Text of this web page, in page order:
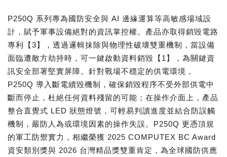
P250Q 系列專為國防安全與 AI 邊緣運算等高敏感場域設
計，賦予軍事設備絕對的資訊掌控權。產品亦取得銷毀電路
專利【3】，透過邏輯抹除與物理性破壞雙重機制，當設備
面臨遭敵方劫持時，可一鍵啟動資料銷毀【1】，為關鍵資
訊安全部署堅實屏障。針對戰場不穩定的供電環境，
P250Q 導入斷電續毀機制，確保銷毀程序不受外部供電中
斷而停止，杜絕任何資料殘留的可能；在操作介面上，產品
整合直覺式 LED 狀態燈號，可輕易判讀進度並結合防誤觸
機制，嚴防人為或環境因素的操作失誤。P250Q 更憑頂規
的軍工防禦實力，相繼榮獲 2025 COMPUTEX BC Award
資安類別獎與 2026 台灣精品獎雙重肯定，為全球國防供應